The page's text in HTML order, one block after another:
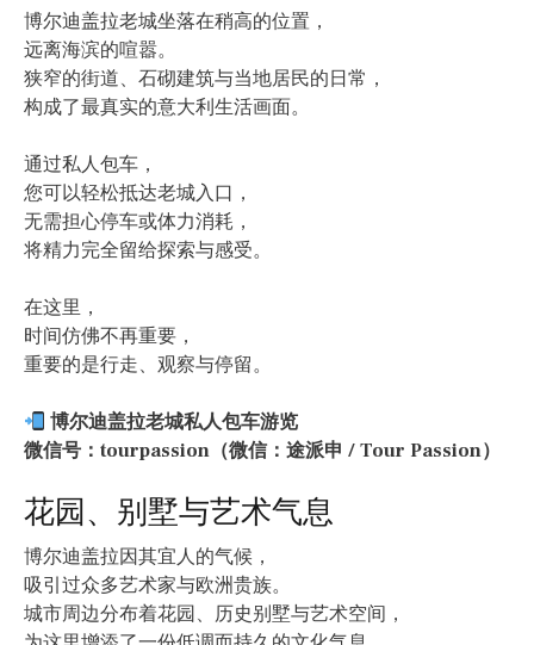
博尔迪盖拉老城坐落在稍高的位置，
远离海滨的喧嚣。
狭窄的街道、石砌建筑与当地居民的日常，
构成了最真实的意大利生活画面。
通过私人包车，
您可以轻松抵达老城入口，
无需担心停车或体力消耗，
将精力完全留给探索与感受。
在这里，
时间仿佛不再重要，
重要的是行走、观察与停留。
博尔迪盖拉老城私人包车游览
微信号：tourpassion（微信：途派申 / Tour Passion）
花园、别墅与艺术气息
博尔迪盖拉因其宜人的气候，
吸引过众多艺术家与欧洲贵族。
城市周边分布着花园、历史别墅与艺术空间，